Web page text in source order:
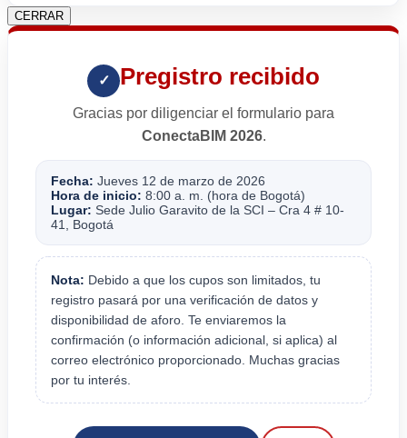
CERRAR
✓ Pregistro recibido
Gracias por diligenciar el formulario para
ConectaBIM 2026.
Fecha: Jueves 12 de marzo de 2026
Hora de inicio: 8:00 a. m. (hora de Bogotá)
Lugar: Sede Julio Garavito de la SCI – Cra 4 # 10-
41, Bogotá
Nota: Debido a que los cupos son limitados, tu
registro pasará por una verificación de datos y
disponibilidad de aforo. Te enviaremos la
confirmación (o información adicional, si aplica) al
correo electrónico proporcionado. Muchas gracias
por tu interés.